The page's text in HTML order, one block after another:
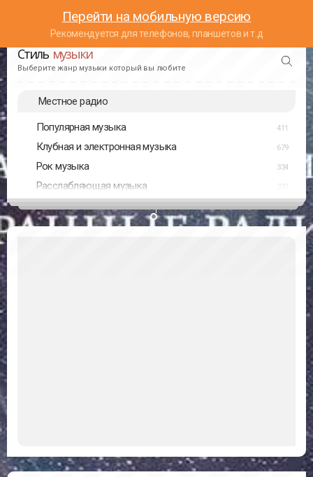
Перейти на мобильную версию
Рекомендуется для телефонов, планшетов и т.д
Стиль музыки
Выберите жанр музыки который вы любите
Местное радио
Популярная музыка 411
Клубная и электронная музыка 679
Рок музыка 334
Расслабляющая музыка